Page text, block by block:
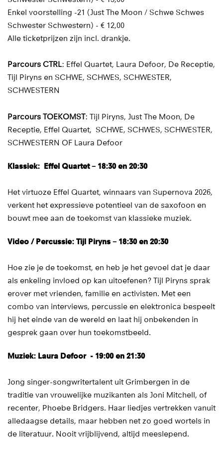
Enkel voorstelling -21 (Just The Moon / Schwe Schwes
Schwester Schwestern) - € 12,00
Alle ticketprijzen zijn incl. drankje.
Parcours CTRL: Effel Quartet, Laura Defoor, De Receptie,
Tijl Piryns en SCHWE, SCHWES, SCHWESTER,
SCHWESTERN
Parcours TOEKOMST: Tijl Piryns, Just The Moon, De
Receptie, Effel Quartet, SCHWE, SCHWES, SCHWESTER,
SCHWESTERN OF Laura Defoor
Klassiek: Effel Quartet – 18:30 en 20:30
Het virtuoze Effel Quartet, winnaars van Supernova 2026,
verkent het expressieve potentieel van de saxofoon en
bouwt mee aan de toekomst van klassieke muziek.
Video / Percussie: Tijl Piryns – 18:30 en 20:30
Hoe zie je de toekomst, en heb je het gevoel dat je daar
als enkeling invloed op kan uitoefenen? Tijl Piryns sprak
erover met vrienden, familie en activisten. Met een
combo van interviews, percussie en elektronica bespeelt
hij het einde van de wereld en laat hij onbekenden in
gesprek gaan over hun toekomstbeeld.
Muziek: Laura Defoor - 19:00 en 21:30
Jong singer-songwritertalent uit Grimbergen in de
traditie van vrouwelijke muzikanten als Joni Mitchell, of
recenter, Phoebe Bridgers. Haar liedjes vertrekken vanuit
alledaagse details, maar hebben net zo goed wortels in
de literatuur. Nooit vrijblijvend, altijd meeslepend.